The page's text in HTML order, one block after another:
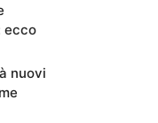
ecco
nuovi